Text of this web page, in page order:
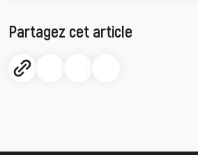
Partagez cet article